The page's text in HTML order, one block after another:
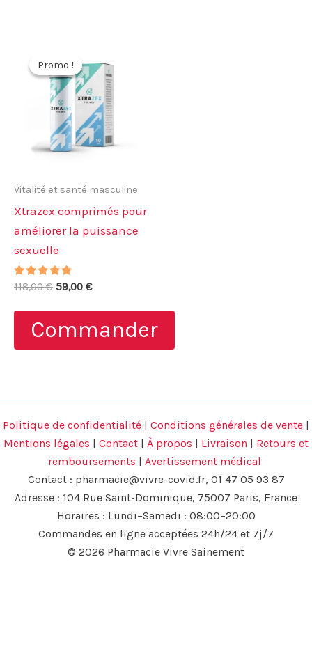
Promo !
Promo !
Vitalité et santé masculine
Xtrazex comprimés pour
améliorer la puissance
sexuelle
Note
118,00€ Le
initial
était :
118,00 €.
59,00 €Le
actuel
est :
59,00 €.
Commander
Politique de confidentialité Conditions générales de vente
Mentions légales
Contact À propos Livraison
Retours et
remboursements
Avertissement médical
Contact : pharmacie@vivre-covid.fr, 01 47 05 93 87
Adresse : 104 Rue Saint-Dominique, 75007 Paris, France
Horaires : Lundi–Samedi : 08:00–20:00
Commandes en ligne acceptées 24h/24 et 7j/7
© 2026 Pharmacie Vivre Sainement